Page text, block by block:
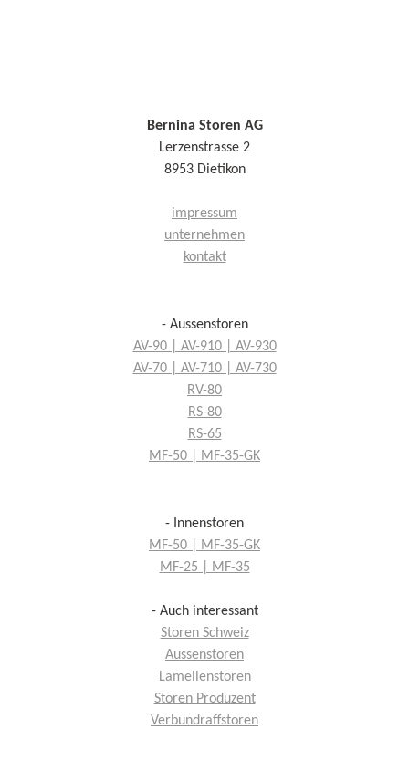
Bernina Storen AG
Lerzenstrasse 2
8953 Dietikon
impressum
unternehmen
kontakt
- Aussenstoren
AV-90 | AV-910 | AV-930
AV-70 | AV-710 | AV-730
RV-80
RS-80
RS-65
MF-50 | MF-35-GK
- Innenstoren
MF-50 | MF-35-GK
MF-25 | MF-35
- Auch interessant
Storen Schweiz
Aussenstoren
Lamellenstoren
Storen Produzent
Verbundraffstoren